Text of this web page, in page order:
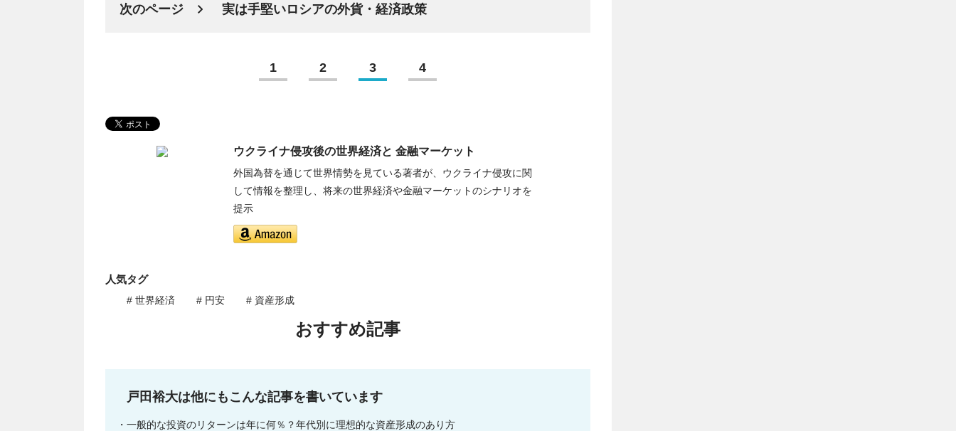
次のページ 実は手堅いロシアの外貨・経済政策
1 2 3 4
ウクライナ侵攻後の世界経済と 金融マーケット
外国為替を通じて世界情勢を見ている著者が、ウクライナ侵攻に関
して情報を整理し、将来の世界経済や金融マーケットのシナリオを
提示
人気タグ
# 世界経済 # 円安 # 資産形成
おすすめ記事
戸田裕大は他にもこんな記事を書いています
一般的な投資のリターンは年に何％？年代別に理想的な資産形成のあり方